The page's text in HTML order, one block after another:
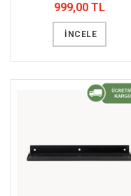
999,00 TL
İNCELE